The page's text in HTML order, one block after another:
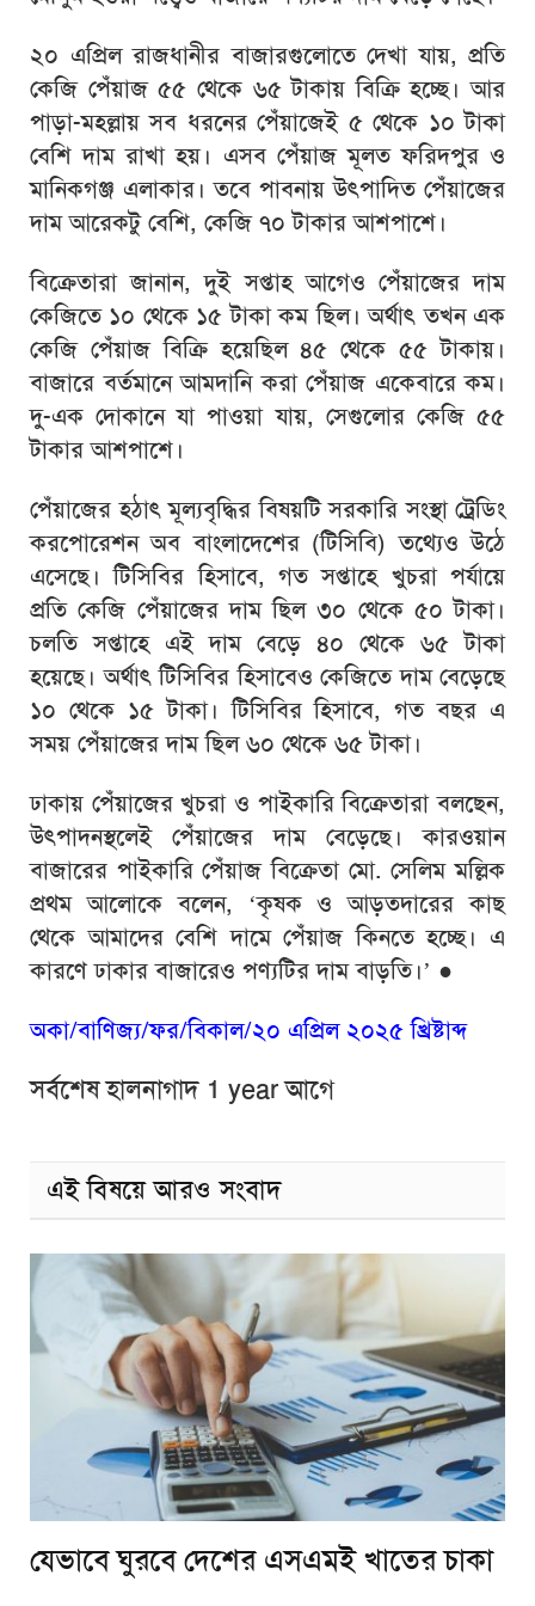
২০ এপ্রিল রাজধানীর বাজারগুলোতে দেখা যায়, প্রতি
কেজি পেঁয়াজ ৫৫ থেকে ৬৫ টাকায় বিক্রি হচ্ছে। আর
পাড়া-মহল্লায় সব ধরনের পেঁয়াজেই ৫ থেকে ১০ টাকা
বেশি দাম রাখা হয়। এসব পেঁয়াজ মূলত ফরিদপুর ও
মানিকগঞ্জ এলাকার। তবে পাবনায় উৎপাদিত পেঁয়াজের
দাম আরেকটু বেশি, কেজি ৭০ টাকার আশপাশে।
বিক্রেতারা জানান, দুই সপ্তাহ আগেও পেঁয়াজের দাম
কেজিতে ১০ থেকে ১৫ টাকা কম ছিল। অর্থাৎ তখন এক
কেজি পেঁয়াজ বিক্রি হয়েছিল ৪৫ থেকে ৫৫ টাকায়।
বাজারে বর্তমানে আমদানি করা পেঁয়াজ একেবারে কম।
দু-এক দোকানে যা পাওয়া যায়, সেগুলোর কেজি ৫৫
টাকার আশপাশে।
পেঁয়াজের হঠাৎ মূল্যবৃদ্ধির বিষয়টি সরকারি সংস্থা ট্রেডিং
করপোরেশন অব বাংলাদেশের (টিসিবি) তথ্যেও উঠে
এসেছে। টিসিবির হিসাবে, গত সপ্তাহে খুচরা পর্যায়ে
প্রতি কেজি পেঁয়াজের দাম ছিল ৩০ থেকে ৫০ টাকা।
চলতি সপ্তাহে এই দাম বেড়ে ৪০ থেকে ৬৫ টাকা
হয়েছে। অর্থাৎ টিসিবির হিসাবেও কেজিতে দাম বেড়েছে
১০ থেকে ১৫ টাকা। টিসিবির হিসাবে, গত বছর এ
সময় পেঁয়াজের দাম ছিল ৬০ থেকে ৬৫ টাকা।
ঢাকায় পেঁয়াজের খুচরা ও পাইকারি বিক্রেতারা বলছেন,
উৎপাদনস্থলেই পেঁয়াজের দাম বেড়েছে। কারওয়ান
বাজারের পাইকারি পেঁয়াজ বিক্রেতা মো. সেলিম মল্লিক
প্রথম আলোকে বলেন, ‘কৃষক ও আড়তদারের কাছ
থেকে আমাদের বেশি দামে পেঁয়াজ কিনতে হচ্ছে। এ
কারণে ঢাকার বাজারেও পণ্যটির দাম বাড়তি।’ ●
অকা/বাণিজ্য/ফর/বিকাল/২০ এপ্রিল ২০২৫ খ্রিষ্টাব্দ
সর্বশেষ হালনাগাদ 1 year আগে
এই বিষয়ে আরও সংবাদ
যেভাবে ঘুরবে দেশের এসএমই খাতের চাকা